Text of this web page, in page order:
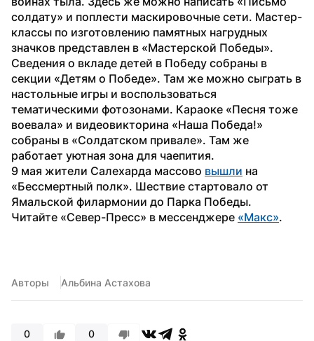
солдату» и поплести маскировочные сети. Мастер-
классы по изготовлению памятных нагрудных
значков представлен в «Мастерской Победы».
Сведения о вкладе детей в Победу собраны в
секции «Детям о Победе». Там же можно сыграть в
настольные игры и воспользоваться
тематическими фотозонами. Караоке «Песня тоже
воевала» и видеовикторина «Наша Победа!»
собраны в «Солдатском привале». Там же
работает уютная зона для чаепития.
9 мая жители Салехарда массово вышли на
«Бессмертный полк». Шествие стартовало от
Ямальской филармонии до Парка Победы.
Читайте «Север-Пресс» в мессенджере «Макс».
Авторы Альбина Астахова
0 0